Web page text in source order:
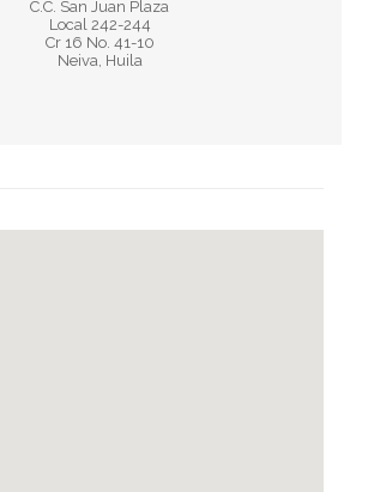
C.C. San Juan Plaza
Local 242-244
Cr 16 No. 41-10
Neiva, Huila
Lun – Sab 9:00 am – 8:00 pm
Dom y Fest 10:00 am – 8:00 pm